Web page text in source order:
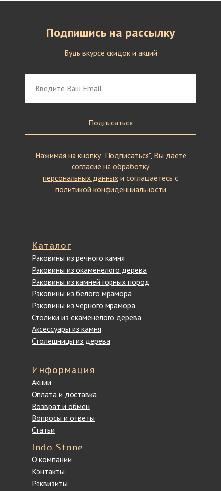
Подпишись на рассылку
Будь вкурсе скидок и акций
Подписаться
Нажимая на кнопку "Подписаться", Вы даете
согласие на обработку
персональных данных и соглашаетесь c
политикой конфиденциальности
Каталог
Раковины из речного камня
Раковины из окаменелого дерева
Раковины из камней горных пород
Раковины из белого мрамора
Раковины из чёрного мрамора
Столики из окаменелого дерева
Аксессуары из камня
Столешницы из дерева
Информация
Акции
Оплата и доставка
Возврат и обмен
Вопросы и ответы
Статьи
Indo Stone
О компании
Контакты
Реквизиты